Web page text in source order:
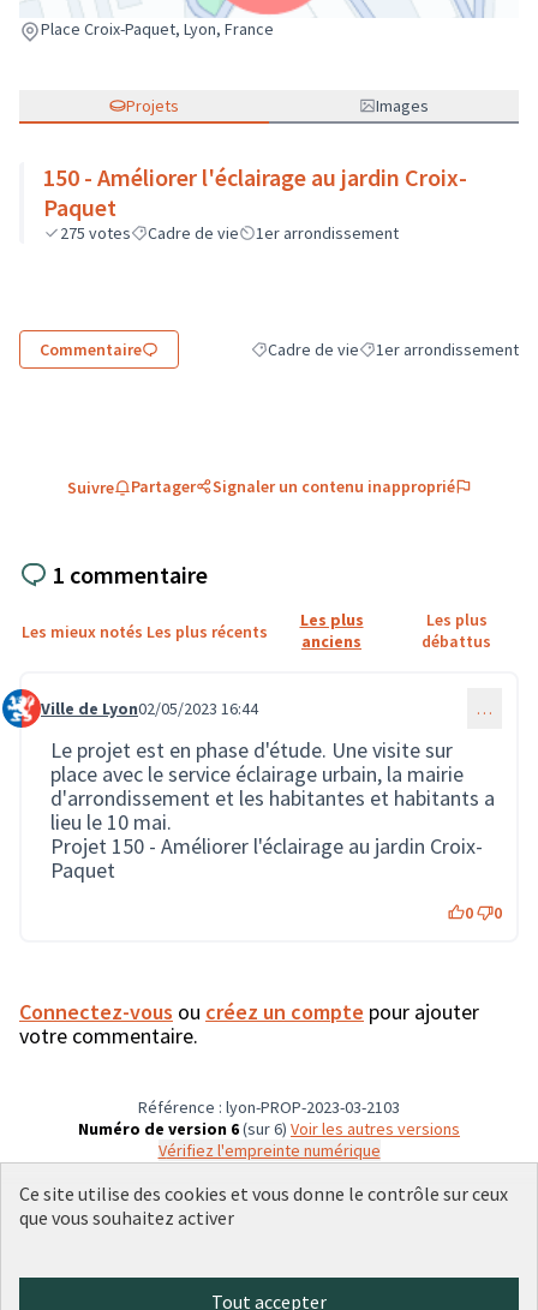
Place Croix-Paquet, Lyon, France
(Lien externe)
Projets Images
150 - Améliorer l'éclairage au jardin Croix-
Paquet
275 votes Cadre de vie 1er arrondissement
Commentaire Filtrer les résultats de la catégorie :
Cadre de vieFiltrer les résultats
1er arrondissement
Suivre Partager Signaler un contenu inapproprié
1 commentaire
Les mieux notés Les plus récents
Les plus
anciens
Les plus
débattus
Commentaire 1645
Ville de Lyon02/05/2023 16:44 …
Le projet est en phase d'étude. Une visite sur
place avec le service éclairage urbain, la mairie
d'arrondissement et les habitantes et habitants a
lieu le 10 mai.
Projet 150 - Améliorer l'éclairage au jardin Croix-
Paquet
0 0
Connectez-vous ou créez un compte pour ajouter
votre commentaire.
Référence : lyon-PROP-2023-03-2103
Numéro de version 6(sur 6)
voir les autres versions
Vérifiez l'empreinte numérique
Ce site utilise des cookies et vous donne le contrôle sur ceux
que vous souhaitez activer
Tout accepter